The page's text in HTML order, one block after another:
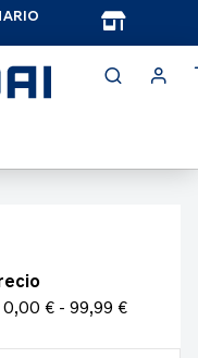
0,00 € - 99,99 €